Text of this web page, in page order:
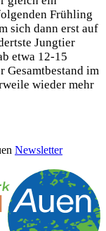
Frühling
sich dann erst auf
Jungtier
etwa 12-15
Gesamtbestand im
wieder mehr
Newsletter